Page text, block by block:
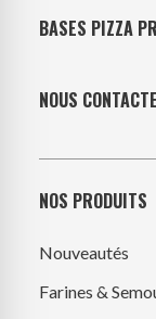
BASES PIZZA
NOUS
NOS PRODUITS
Nouveautés
Farines &